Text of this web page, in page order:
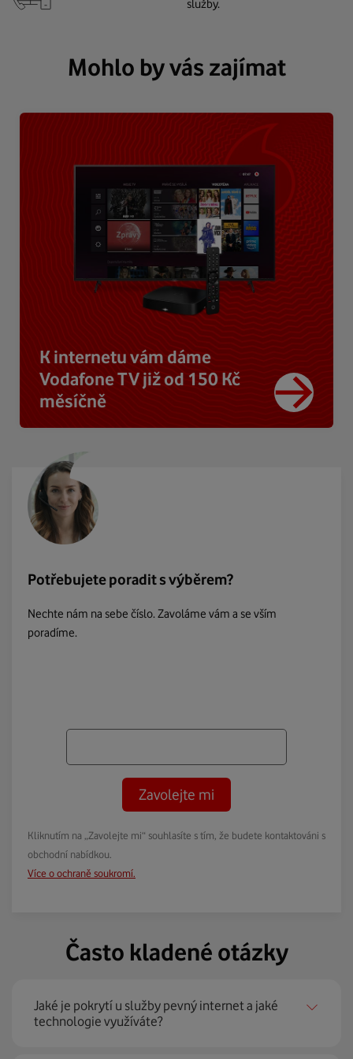
služby.
Mohlo by vás zajímat
K internetu vám dáme
Vodafone TV již od 150 Kč
měsíčně
Potřebujete poradit s výběrem?
Nechte nám na sebe číslo. Zavoláme vám a se vším
poradíme.
Zavolejte mi
Kliknutím na „Zavolejte mi“ souhlasíte s tím, že budete kontaktováni s
obchodní nabídkou.
Více o ochraně soukromí.
Často kladené otázky
Jaké je pokrytí u služby pevný internet a jaké
technologie využíváte?